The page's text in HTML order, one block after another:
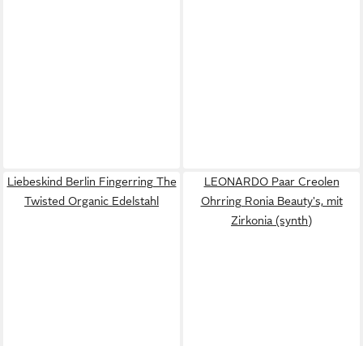
Liebeskind Berlin Fingerring The
Twisted Organic Edelstahl
LEONARDO Paar Creolen
Ohrring Ronia Beauty's, mit
Zirkonia (synth)